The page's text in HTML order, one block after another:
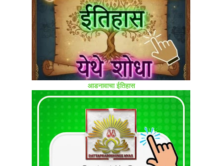
आडनावाचा ईतिहास